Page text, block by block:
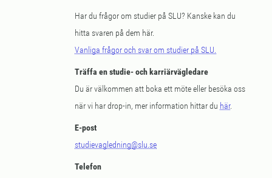
Har du frågor om studier på SLU? Kanske kan du
hitta svaren på dem här.
Vanliga frågor och svar om studier på SLU.
Träffa en studie- och karriärvägledare
Du är välkommen att boka ett möte eller besöka oss
när vi har drop-in, mer information hittar du här.
E-post
studievagledning@slu.se
Telefon